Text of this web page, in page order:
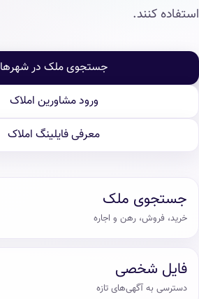
استفاده کنند.
جستجوی ملک در شهرها
ورود مشاورین املاک
معرفی فایلینگ املاک
جستجوی ملک
خرید، فروش، رهن و اجاره
فایل شخصی
دسترسی به آگهی‌های تازه